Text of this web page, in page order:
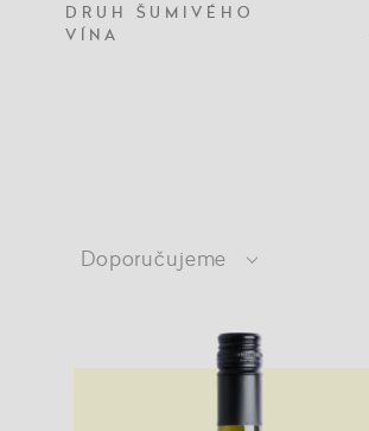
DRUH ŠUMIVÉHO
VÍNA
Doporučujeme